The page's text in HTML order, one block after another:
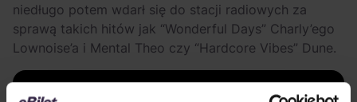
niedługo potem wdarł się do stacji radiowych za
sprawą takich hitów jak “Wonderful Days” Charly’ego
Lownoise’a i Mental Theo czy “Hardcore Vibes” Dune.